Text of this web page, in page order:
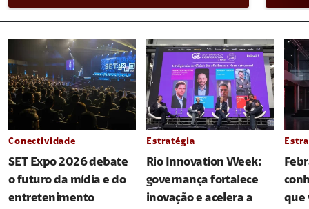
Conectividade
SET Expo 2026 debate
o futuro da mídia e do
entretenimento
Estratégia
Rio Innovation Week:
governança fortalece
inovação e acelera a
que